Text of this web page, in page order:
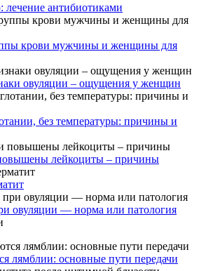
лечение антибиотиками
крови мужчины и женщины для
овуляции – ощущения у женщин
без температуры: причины и
лейкоциты – причины
овуляции — норма или патология
лямблии: основные пути передачи